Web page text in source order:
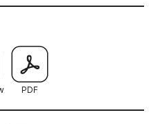
utilizar os nossos gabaritos
PDF